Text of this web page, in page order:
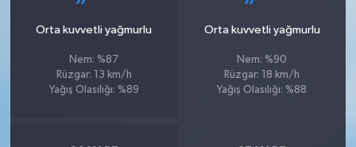
Orta kuvvetli yağmurlu
Nem: %87
Rüzgar: 13 km/h
Yağış Olasılığı: %89
Orta kuvvetli yağmurlu
Nem: %90
Rüzgar: 18 km/h
Yağış Olasılığı: %88